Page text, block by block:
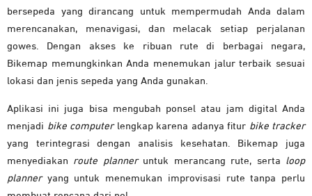
bersepeda yang dirancang untuk mempermudah Anda dalam
merencanakan, menavigasi, dan melacak setiap perjalanan
gowes. Dengan akses ke ribuan rute di berbagai negara,
Bikemap memungkinkan Anda menemukan jalur terbaik sesuai
lokasi dan jenis sepeda yang Anda gunakan.
Aplikasi ini juga bisa mengubah ponsel atau jam digital Anda
menjadi bike computerlengkap karena adanya fitur bike tracker
yang terintegrasi dengan analisis kesehatan. Bikemap juga
menyediakan route planneruntuk merancang rute, serta loop
planneryang untuk menemukan improvisasi rute tanpa perlu